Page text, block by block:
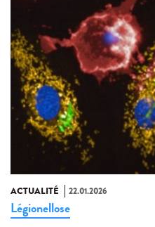
ACTUALITÉ 22.01.2026
Légionellose